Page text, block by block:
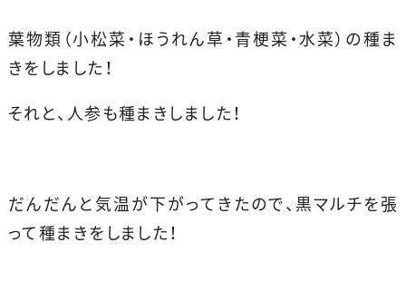
葉物類（小松菜・ほうれん草・青梗菜・水菜）の種ま
きをしました！
それと、人参も種まきしました！
だんだんと気温が下がってきたので、黒マルチを張
って種まきをしました！